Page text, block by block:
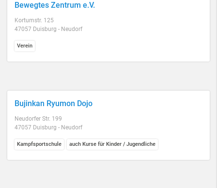
Bewegtes Zentrum e.V.
Kortumstr. 125
47057 Duisburg - Neudorf
Verein
Bujinkan Ryumon Dojo
Neudorfer Str. 199
47057 Duisburg - Neudorf
Kampfsportschule auch Kurse für Kinder / Jugendliche